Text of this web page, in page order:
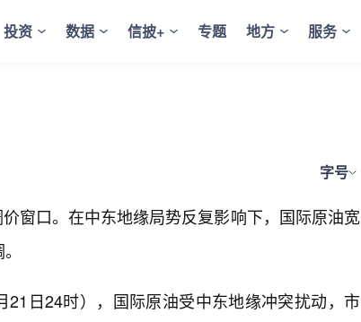
投资 数据 信披+ 专题 地方 服务
字号
窗口。在中东地缘局势反复影响下，国际原油宽
日24时），国际原油受中东地缘冲突扰动，市